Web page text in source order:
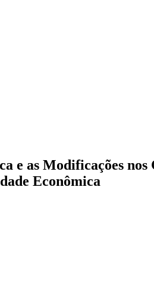
e as Modificações
Econômica